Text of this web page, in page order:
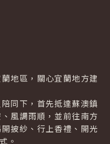
地區，關心宜蘭地方建
同下，首先抵達蘇澳鎮
風調雨順，並前往南方
披紗、行上香禮、開光
。